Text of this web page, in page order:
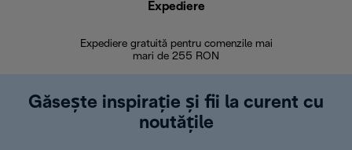
Expediere
Expediere gratuită pentru comenzile mai
mari de 255 RON
Găsește inspirație și fii la curent cu
noutățile